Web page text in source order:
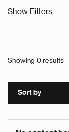
Show Filters
Showing 0 results
Sort by